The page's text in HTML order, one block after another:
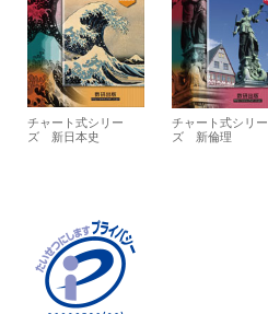
チャート式シリー
ズ 新日本史
チャート式シリー
ズ 新倫理